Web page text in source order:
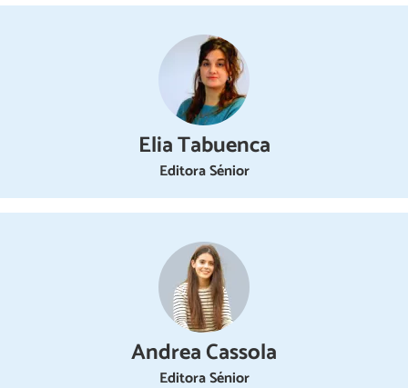
Elia Tabuenca
Editora Sénior
Andrea Cassola
Editora Sénior